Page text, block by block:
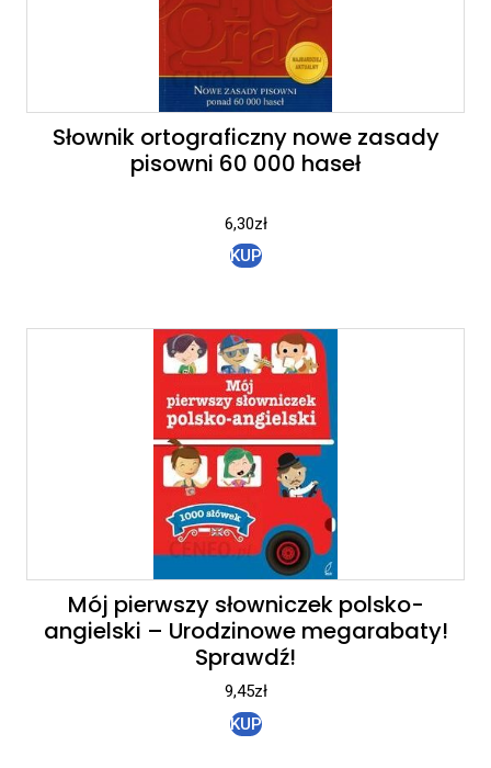
Słownik ortograficzny nowe zasady
pisowni 60 000 haseł
6,30zł
KUP
Mój pierwszy słowniczek polsko-
angielski – Urodzinowe megarabaty!
Sprawdź!
9,45zł
KUP